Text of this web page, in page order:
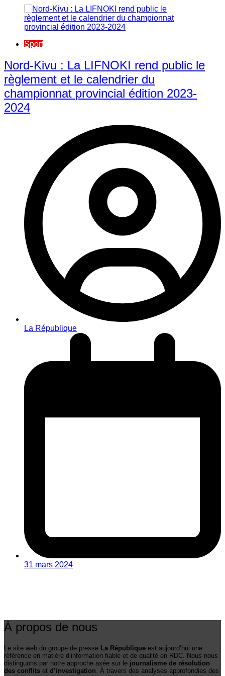
Sport
Nord-Kivu : La LIFNOKI rend public le
règlement et le calendrier du
championnat provincial édition 2023-
2024
La République
31 mars 2024
À propos de nous
Le site web du groupe de presse La République est aujourd’hui une
référence en matière d’information fiable et de qualité en RDC. Nous nous
distinguons par notre approche axée sur le journalisme de résolution
des conflits et d’investigation. À travers des analyses approfondies des